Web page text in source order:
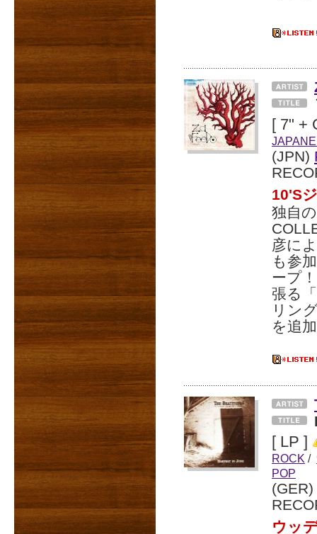
[ 7" +
(JPN)
10'S
独自
彦に
も参
ープ
張る
リン
を追
[ LP ]
ROCK /
POP
(GER)
ウッ